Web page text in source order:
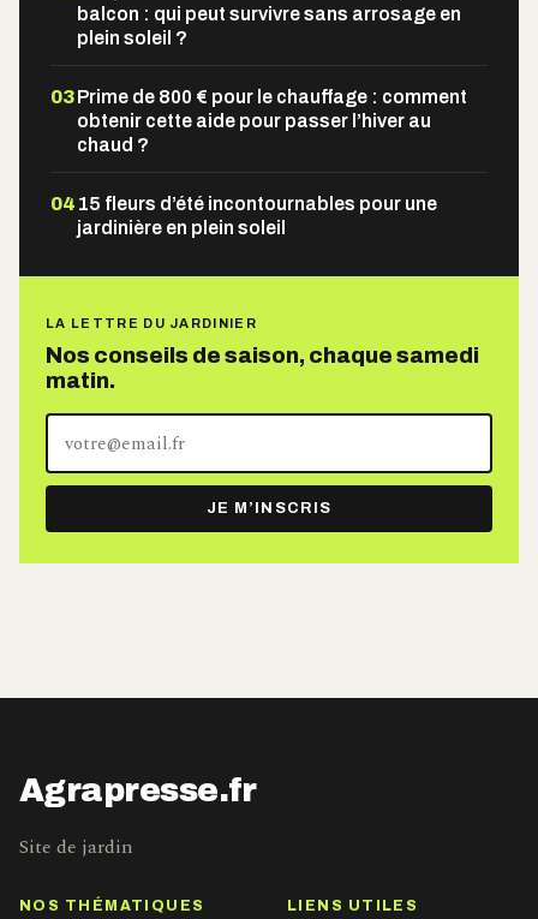
balcon : qui peut survivre sans arrosage en
plein soleil ?
03Prime de 800 € pour le chauffage : comment
obtenir cette aide pour passer l’hiver au
chaud ?
04 15 fleurs d’été incontournables pour une
jardinière en plein soleil
LA LETTRE DU JARDINIER
Nos conseils de saison, chaque samedi
matin.
adresse
e-
mail
JE M’INSCRIS
Agrapresse.fr
Site de jardin
NOS THÉMATIQUES LIENS UTILES